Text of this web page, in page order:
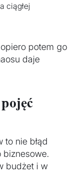
ciągłej
potem go
daje
to nie błąd
biznesowe.
budżet i w